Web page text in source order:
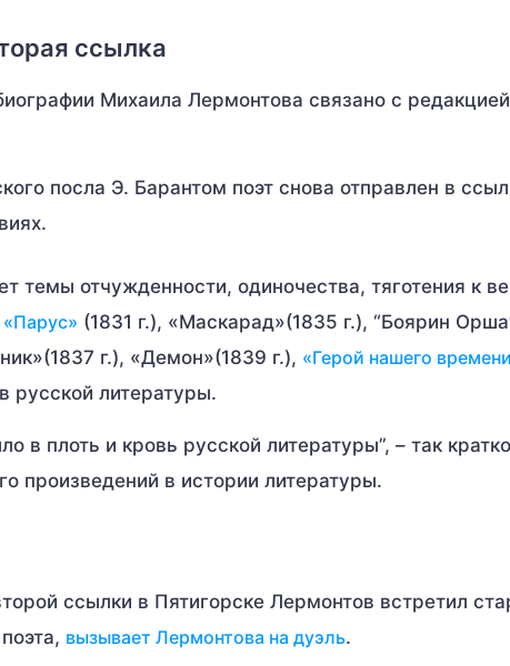
ссылка
Михаила Лермонтова связано с
посла Э. Барантом поэт снова отправлен в
темы отчужденности, одиночества, тяготения к
«Парус» (1831 г.), «Маскарад»(1835 г.), “Боярин
г.), «Демон»(1839 г.), «Герой нашего
русской литературы.
в плоть и кровь русской литературы”, – так
произведений в истории литературы.
ссылки в Пятигорске Лермонтов встретил
вызывает Лермонтова на дуэль.